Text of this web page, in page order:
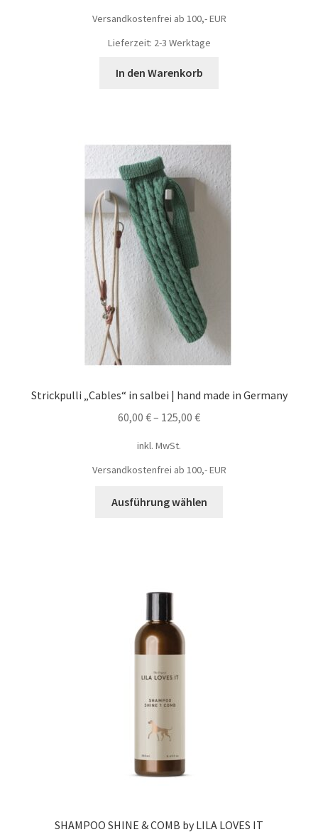
Versandkostenfrei ab 100,- EUR
Lieferzeit: 2-3 Werktage
In den Warenkorb
Strickpulli „Cables“ in salbei | hand made in Germany
60,00 €– 125,00 €
inkl. MwSt.
Versandkostenfrei ab 100,- EUR
Ausführung wählen
SHAMPOO SHINE & COMB by LILA LOVES IT